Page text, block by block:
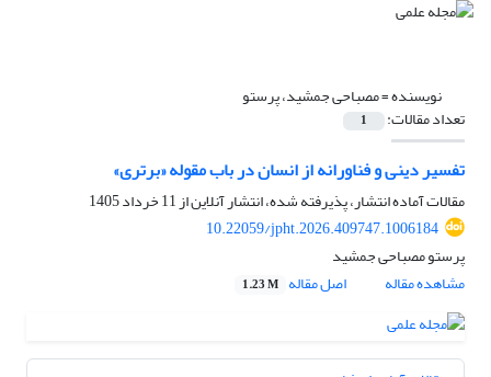
نویسنده =مصباحی جمشید، پرستو
تعداد مقالات: 1
تفسیر دینی و فناورانه از انسان در باب مقوله «برتری»
مقالات آماده انتشار، پذیرفته شده، انتشار آنلاین از11 خرداد 1405
10.22059/jpht.2026.409747.1006184
پرستو مصباحی جمشید
مشاهده مقاله
اصل مقاله 1.23 M